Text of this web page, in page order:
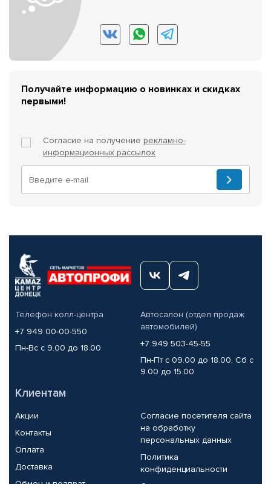
Получайте информацию о новинках и скидках
первыми!
Согласие на получение рекламно-
информационных рассылок
Телефон колл-центра
+7 949 00-00-550
Пн-Вс с 9.00 до 18.00
Автосалон (отдел продаж
автомобилей)
+7 949 503-45-55
Пн-Пт с 09.00 до 18.00, Сб с
9.00 до 15.00
Клиентам
Акции
Контакты
Оплата
Доставка
Согласие посетителя сайта
на обработку
персональных данных
Политика
конфиденциальности